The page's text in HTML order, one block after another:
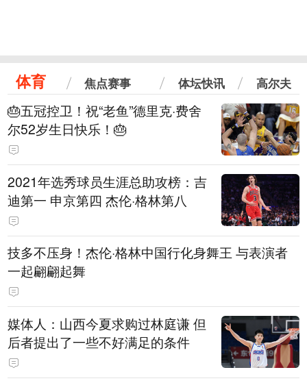
体育 焦点赛事 体坛快讯 高尔夫
🎂五冠控卫！祝“老鱼”德里克·费舍
尔52岁生日快乐！🎂
2021年选秀球员生涯总助攻榜：吉
迪第一 申京第四 杰伦·格林第八
技多不压身！杰伦·格林中国行化身舞王 与表演者
一起翩翩起舞
媒体人：山西今夏求购过林庭谦 但
后者提出了一些不好满足的条件